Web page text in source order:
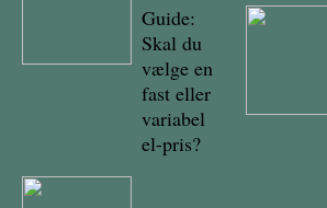
Guide:
Skal du
vælge en
fast eller
variabel
el-pris?